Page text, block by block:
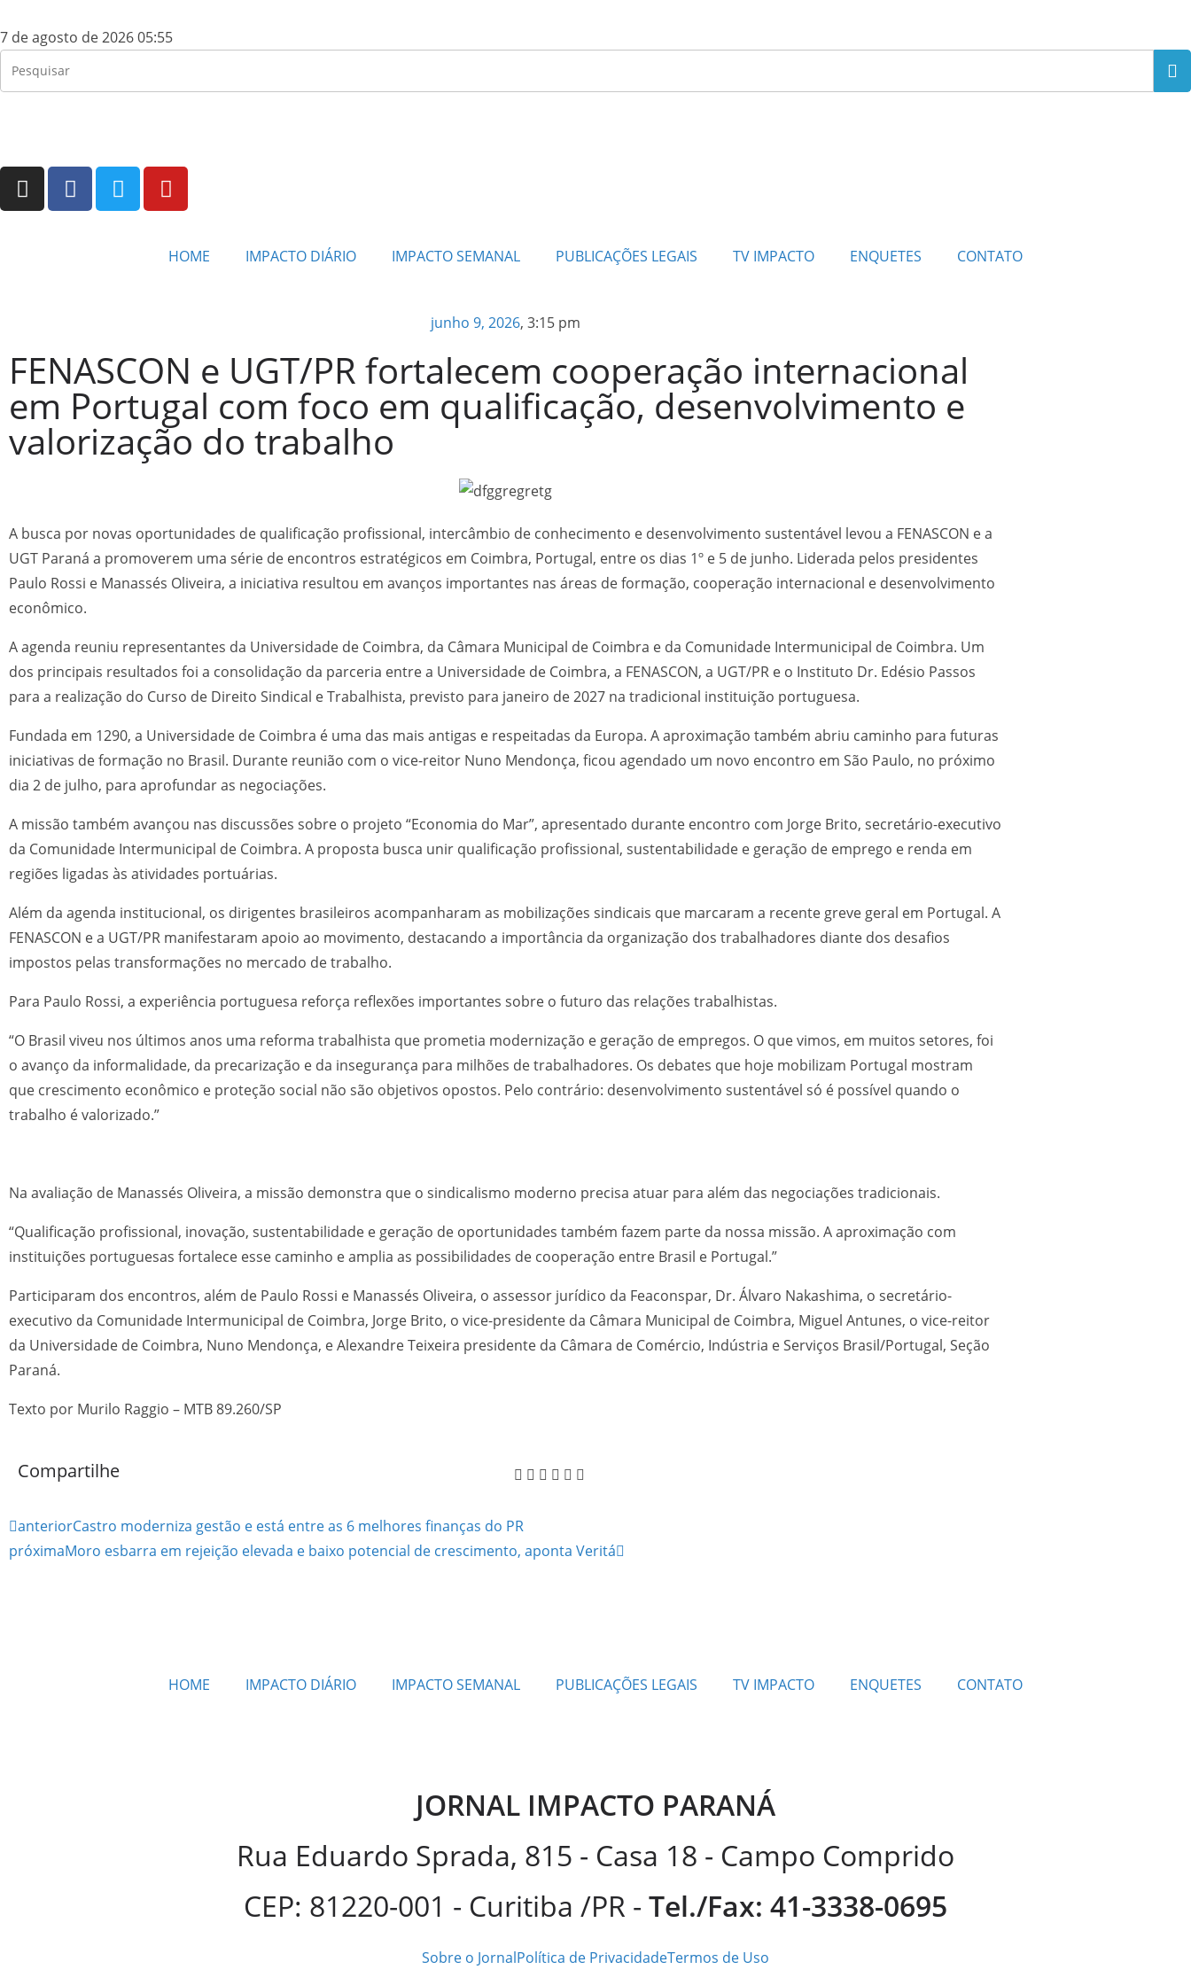
7 de agosto de 2026 05:55
HOME IMPACTO DIÁRIO IMPACTO SEMANAL PUBLICAÇÕES LEGAIS TV IMPACTO ENQUETES CONTATO
junho 9, 2026, 3:15 pm
FENASCON e UGT/PR fortalecem cooperação internacional
em Portugal com foco em qualificação, desenvolvimento e
valorização do trabalho
A busca por novas oportunidades de qualificação profissional, intercâmbio de conhecimento e desenvolvimento sustentável levou a FENASCON e a
UGT Paraná a promoverem uma série de encontros estratégicos em Coimbra, Portugal, entre os dias 1º e 5 de junho. Liderada pelos presidentes
Paulo Rossi e Manassés Oliveira, a iniciativa resultou em avanços importantes nas áreas de formação, cooperação internacional e desenvolvimento
econômico.
A agenda reuniu representantes da Universidade de Coimbra, da Câmara Municipal de Coimbra e da Comunidade Intermunicipal de Coimbra. Um
dos principais resultados foi a consolidação da parceria entre a Universidade de Coimbra, a FENASCON, a UGT/PR e o Instituto Dr. Edésio Passos
para a realização do Curso de Direito Sindical e Trabalhista, previsto para janeiro de 2027 na tradicional instituição portuguesa.
Fundada em 1290, a Universidade de Coimbra é uma das mais antigas e respeitadas da Europa. A aproximação também abriu caminho para futuras
iniciativas de formação no Brasil. Durante reunião com o vice-reitor Nuno Mendonça, ficou agendado um novo encontro em São Paulo, no próximo
dia 2 de julho, para aprofundar as negociações.
A missão também avançou nas discussões sobre o projeto “Economia do Mar”, apresentado durante encontro com Jorge Brito, secretário-executivo
da Comunidade Intermunicipal de Coimbra. A proposta busca unir qualificação profissional, sustentabilidade e geração de emprego e renda em
regiões ligadas às atividades portuárias.
Além da agenda institucional, os dirigentes brasileiros acompanharam as mobilizações sindicais que marcaram a recente greve geral em Portugal. A
FENASCON e a UGT/PR manifestaram apoio ao movimento, destacando a importância da organização dos trabalhadores diante dos desafios
impostos pelas transformações no mercado de trabalho.
Para Paulo Rossi, a experiência portuguesa reforça reflexões importantes sobre o futuro das relações trabalhistas.
“O Brasil viveu nos últimos anos uma reforma trabalhista que prometia modernização e geração de empregos. O que vimos, em muitos setores, foi
o avanço da informalidade, da precarização e da insegurança para milhões de trabalhadores. Os debates que hoje mobilizam Portugal mostram
que crescimento econômico e proteção social não são objetivos opostos. Pelo contrário: desenvolvimento sustentável só é possível quando o
trabalho é valorizado.”
Na avaliação de Manassés Oliveira, a missão demonstra que o sindicalismo moderno precisa atuar para além das negociações tradicionais.
“Qualificação profissional, inovação, sustentabilidade e geração de oportunidades também fazem parte da nossa missão. A aproximação com
instituições portuguesas fortalece esse caminho e amplia as possibilidades de cooperação entre Brasil e Portugal.”
Participaram dos encontros, além de Paulo Rossi e Manassés Oliveira, o assessor jurídico da Feaconspar, Dr. Álvaro Nakashima, o secretário-
executivo da Comunidade Intermunicipal de Coimbra, Jorge Brito, o vice-presidente da Câmara Municipal de Coimbra, Miguel Antunes, o vice-reitor
da Universidade de Coimbra, Nuno Mendonça, e Alexandre Teixeira presidente da Câmara de Comércio, Indústria e Serviços Brasil/Portugal, Seção
Paraná.
Texto por Murilo Raggio – MTB 89.260/SP
Compartilhe
anteriorCastro moderniza gestão e está entre as 6 melhores finanças do PR
próximaMoro esbarra em rejeição elevada e baixo potencial de crescimento, aponta Veritá
HOME IMPACTO DIÁRIO IMPACTO SEMANAL PUBLICAÇÕES LEGAIS TV IMPACTO ENQUETES CONTATO
JORNAL IMPACTO PARANÁ
Rua Eduardo Sprada, 815 - Casa 18 - Campo Comprido
CEP: 81220-001 - Curitiba /PR - Tel./Fax: 41-3338-0695
Sobre o JornalPolítica de PrivacidadeTermos de Uso